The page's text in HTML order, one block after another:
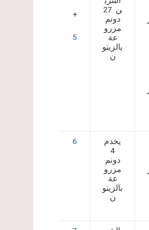
ن 27
دونم
مزرو
عة
بالزيتو
ن
+
5
يخدم
4
دونم
مزرو
عة
بالزيتو
ن
6